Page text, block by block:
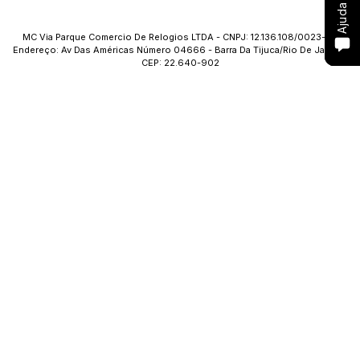
Ajuda
Ajuda
MC Via Parque Comercio De Relogios LTDA - CNPJ: 12.136.108/0023-09
Endereço: Av Das Américas Número 04666 - Barra Da Tijuca/Rio De Janeiro
CEP: 22.640-902
Ajuda
Ajuda